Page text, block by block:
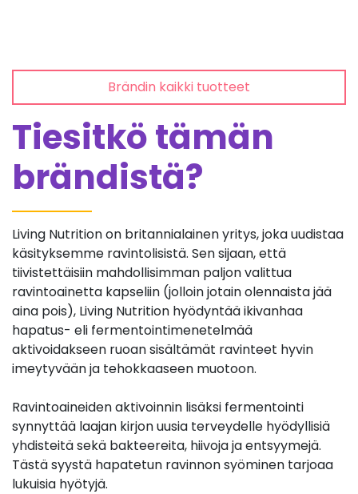
Brändin kaikki tuotteet
Tiesitkö tämän
brändistä?
Living Nutrition on britannialainen yritys, joka uudistaa
käsityksemme ravintolisistä. Sen sijaan, että
tiivistettäisiin mahdollisimman paljon valittua
ravintoainetta kapseliin (jolloin jotain olennaista jää
aina pois), Living Nutrition hyödyntää ikivanhaa
hapatus- eli fermentointimenetelmää
aktivoidakseen ruoan sisältämät ravinteet hyvin
imeytyvään ja tehokkaaseen muotoon.
Ravintoaineiden aktivoinnin lisäksi fermentointi
synnyttää laajan kirjon uusia terveydelle hyödyllisiä
yhdisteitä sekä bakteereita, hiivoja ja entsyymejä.
Tästä syystä hapatetun ravinnon syöminen tarjoaa
lukuisia hyötyjä.